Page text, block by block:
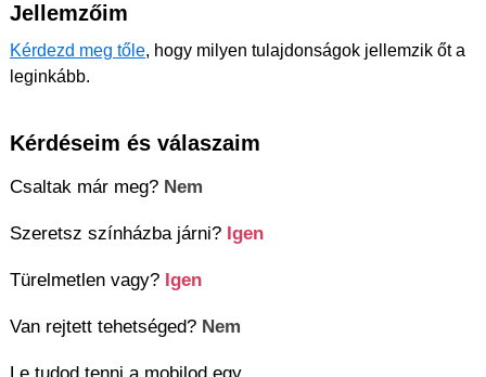
Jellemzőim
Kérdezd meg tőle, hogy milyen tulajdonságok jellemzik őt a
leginkább.
Kérdéseim és válaszaim
Csaltak már meg? Nem
Szeretsz színházba járni? Igen
Türelmetlen vagy? Igen
Van rejtett tehetséged? Nem
Le tudod tenni a mobilod egy